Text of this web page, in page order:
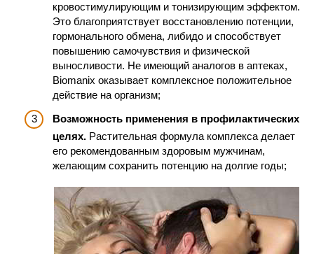
кровостимулирующим и тонизирующим эффектом.
Это благоприятствует восстановлению потенции,
гормонального обмена, либидо и способствует
повышению самочувствия и физической
выносливости. Не имеющий аналогов в аптеках,
Biomanix оказывает комплексное положительное
действие на организм;
Возможность применения в профилактических
целях. Растительная формула комплекса делает
его рекомендованным здоровым мужчинам,
желающим сохранить потенцию на долгие годы;